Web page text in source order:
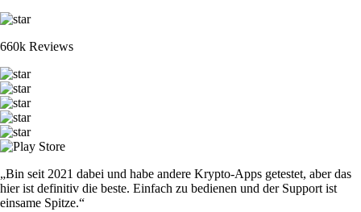
660k Reviews
„Bin seit 2021 dabei und habe andere Krypto-Apps getestet, aber das
hier ist definitiv die beste. Einfach zu bedienen und der Support ist
einsame Spitze.“